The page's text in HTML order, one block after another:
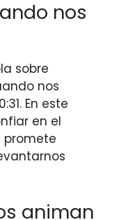
nos
sobre
nos
En este
en el
promete
animan